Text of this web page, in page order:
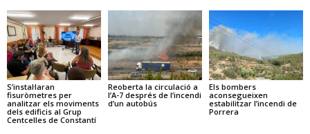
S’instal·laran
fisuròmetres per
analitzar els moviments
dels edificis al Grup
Centcelles de Constantí
Reoberta la circulació a
l’A-7 després de l’incendi
d’un autobús
Els bombers
aconsegueixen
estabilitzar l’incendi de
Porrera